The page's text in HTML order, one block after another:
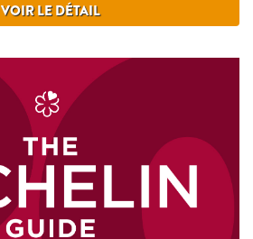
VOIR LE DÉTAIL